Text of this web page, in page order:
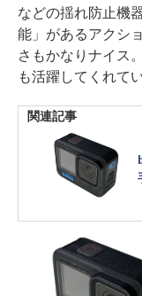
などの揺れ防止機
能」があるアクシ
さもかなりナイス
も活躍してくれてい
関連記事